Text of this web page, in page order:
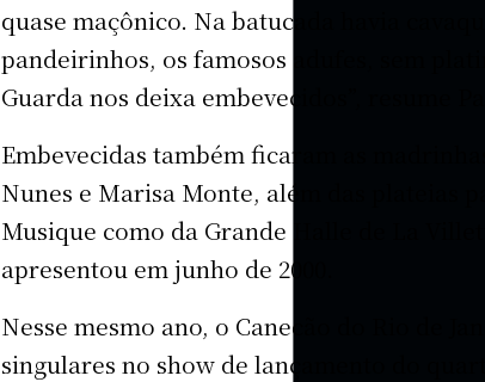
quase maçônico. Na batucada havia
pandeirinhos, os famosos adufes, sem
Guarda nos deixa embevecidos”, resume
Embevecidas também ficaram as
Nunes e Marisa Monte, além das plateias
Musique como da Grande Halle de La
apresentou em junho de 2000.
Nesse mesmo ano, o Canecão do Rio de
singulares no show de lançamento do